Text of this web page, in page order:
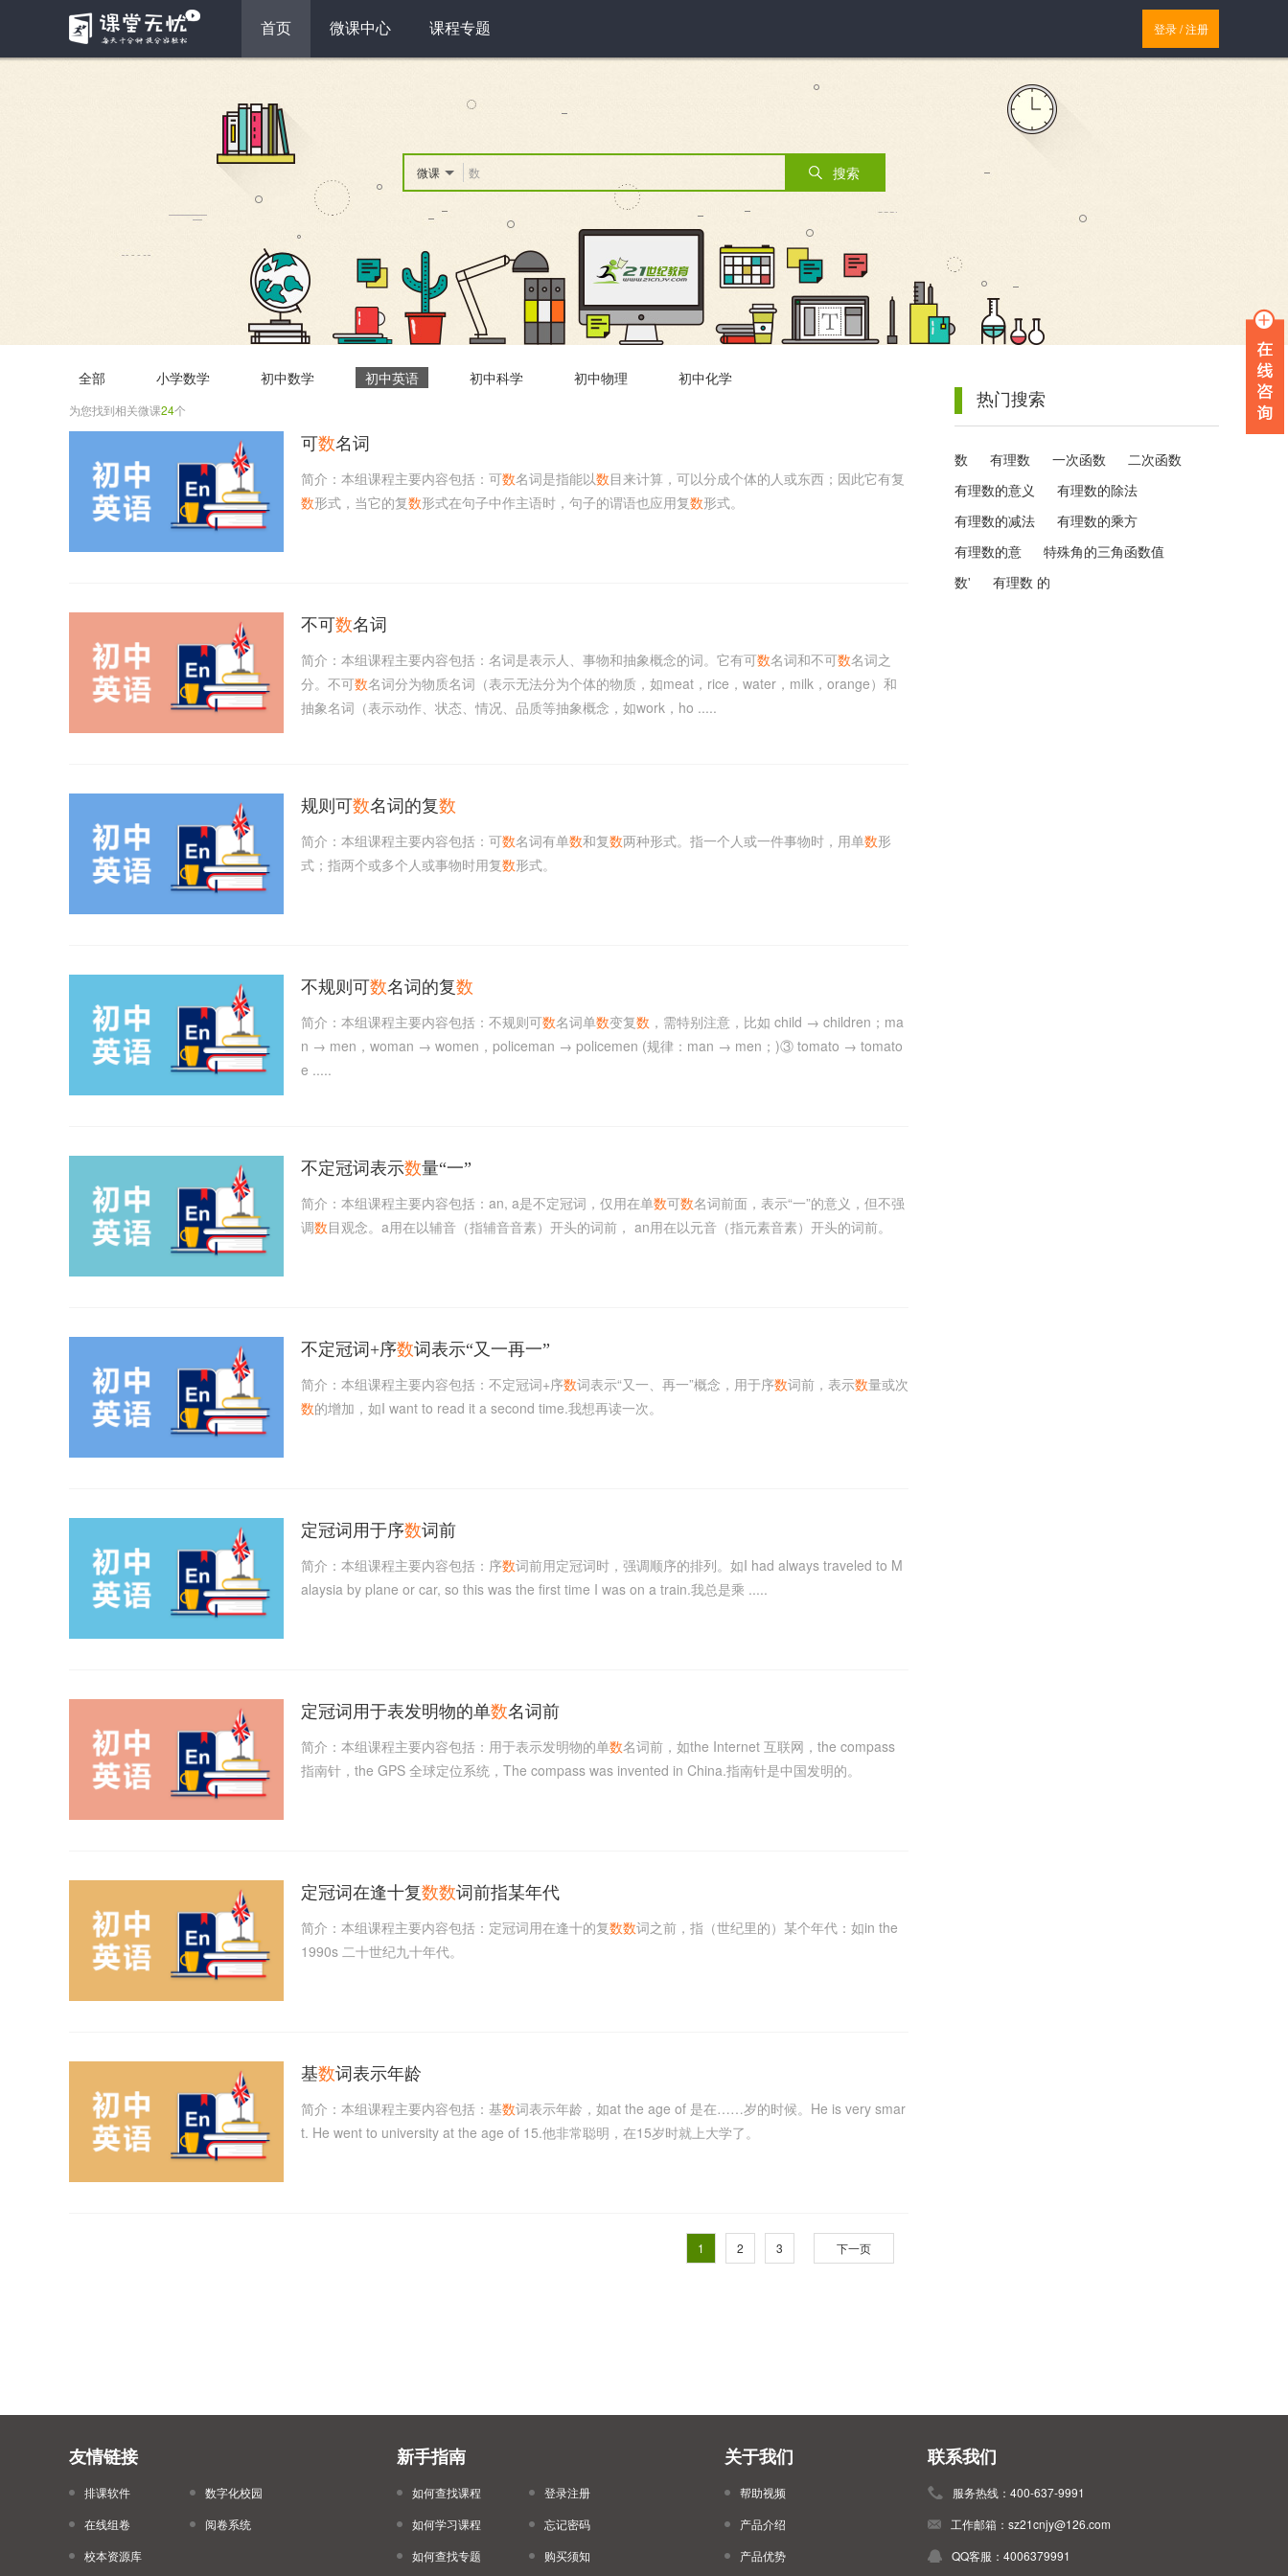
首页 微课中心 课程专题 登录/注册
微课 搜索
全部 小学数学 初中数学 初中英语 初中科学 初中物理 初中化学
为您找到相关微课24个
可数名词
简介：本组课程主要内容包括：可数名词是指能以数目来计算，可以分成个体的人或东西；因此它有复
数形式，当它的复数形式在句子中作主语时，句子的谓语也应用复数形式。
不可数名词
简介：本组课程主要内容包括：名词是表示人、事物和抽象概念的词。它有可数名词和不可数名词之
分。不可数名词分为物质名词（表示无法分为个体的物质，如meat，rice，water，milk，orange）和
抽象名词（表示动作、状态、情况、品质等抽象概念，如work，ho .....
规则可数名词的复数
简介：本组课程主要内容包括：可数名词有单数和复数两种形式。指一个人或一件事物时，用单数形
式；指两个或多个人或事物时用复数形式。
不规则可数名词的复数
简介：本组课程主要内容包括：不规则可数名词单数变复数 ，需特别注意，比如 child → children；ma
n → men，woman → women，policeman → policemen (规律：man → men；)③ tomato → tomato
e .....
不定冠词表示数量“一”
简介：本组课程主要内容包括：an, a是不定冠词，仅用在单数可数名词前面，表示“一”的意义，但不强
调数目观念。a用在以辅音（指辅音音素）开头的词前， an用在以元音（指元素音素）开头的词前。
不定冠词+序数词表示“又一再一”
简介：本组课程主要内容包括：不定冠词+序数词表示“又一、再一”概念，用于序数词前，表示数量或次
数的增加，如I want to read it a second time.我想再读一次。
定冠词用于序数词前
简介：本组课程主要内容包括：序数词前用定冠词时，强调顺序的排列。如I had always traveled to M
alaysia by plane or car, so this was the first time I was on a train.我总是乘 .....
定冠词用于表发明物的单数名词前
简介：本组课程主要内容包括：用于表示发明物的单数名词前，如the Internet 互联网，the compass
指南针，the GPS 全球定位系统，The compass was invented in China.指南针是中国发明的。
定冠词在逢十复数数词前指某年代
简介：本组课程主要内容包括：定冠词用在逢十的复数数词之前，指（世纪里的）某个年代：如in the
1990s 二十世纪九十年代。
基数词表示年龄
简介：本组课程主要内容包括：基数词表示年龄，如at the age of 是在……岁的时候。He is very smar
t. He went to university at the age of 15.他非常聪明，在15岁时就上大学了。
1 2 3 下一页
热门搜索
数 有理数 一次函数 二次函数
有理数的意义 有理数的除法
有理数的减法 有理数的乘方
有理数的意 特殊角的三角函数值
数' 有理数 的
友情链接
排课软件
在线组卷
校本资源库
数字化校园
阅卷系统
新手指南
如何查找课程
如何学习课程
如何查找专题
登录注册
忘记密码
购买须知
关于我们
帮助视频
产品介绍
产品优势
联系我们
服务热线：400-637-9991
工作邮箱：sz21cnjy@126.com
QQ客服：4006379991